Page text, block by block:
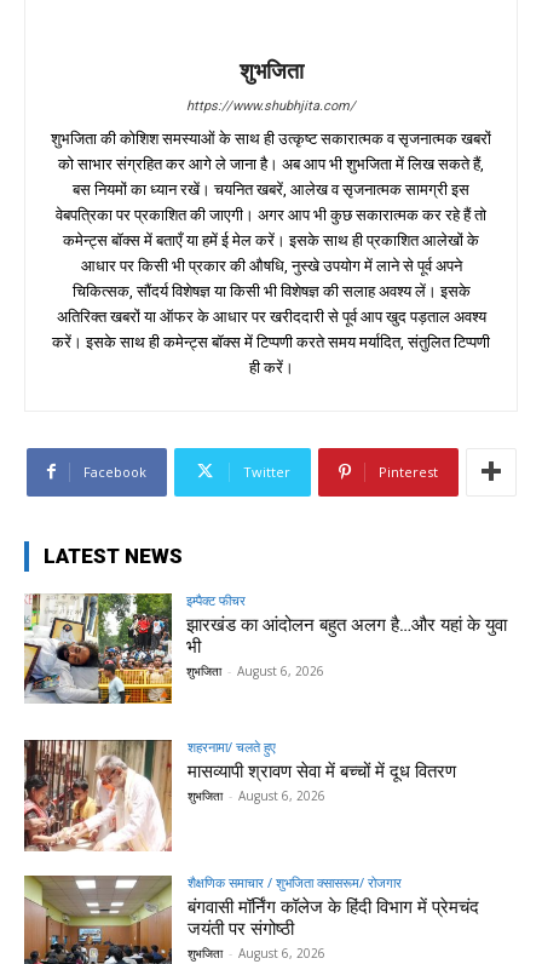
शुभजिता
https://www.shubhjita.com/
शुभजिता की कोशिश समस्याओं के साथ ही उत्कृष्ट सकारात्मक व सृजनात्मक खबरों
को साभार संग्रहित कर आगे ले जाना है। अब आप भी शुभजिता में लिख सकते हैं,
बस नियमों का ध्यान रखें। चयनित खबरें, आलेख व सृजनात्मक सामग्री इस
वेबपत्रिका पर प्रकाशित की जाएगी। अगर आप भी कुछ सकारात्मक कर रहे हैं तो
कमेन्ट्स बॉक्स में बताएँ या हमें ई मेल करें। इसके साथ ही प्रकाशित आलेखों के
आधार पर किसी भी प्रकार की औषधि, नुस्खे उपयोग में लाने से पूर्व अपने
चिकित्सक, सौंदर्य विशेषज्ञ या किसी भी विशेषज्ञ की सलाह अवश्य लें। इसके
अतिरिक्त खबरों या ऑफर के आधार पर खरीददारी से पूर्व आप खुद पड़ताल अवश्य
करें। इसके साथ ही कमेन्ट्स बॉक्स में टिप्पणी करते समय मर्यादित, संतुलित टिप्पणी
ही करें।
Facebook Twitter Pinterest
LATEST NEWS
इम्पैक्ट फीचर
झारखंड का आंदोलन बहुत अलग है…और यहां के युवा
भी
शुभजिता - August 6, 2026
शहरनामा/ चलते हुए
मासव्यापी श्रावण सेवा में बच्चों में दूध वितरण
शुभजिता - August 6, 2026
शैक्षणिक समाचार / शुभजिता क्सासरूम/ रोजगार
बंगवासी मॉर्निंग कॉलेज के हिंदी विभाग में प्रेमचंद
जयंती पर संगोष्ठी
शुभजिता - August 6, 2026